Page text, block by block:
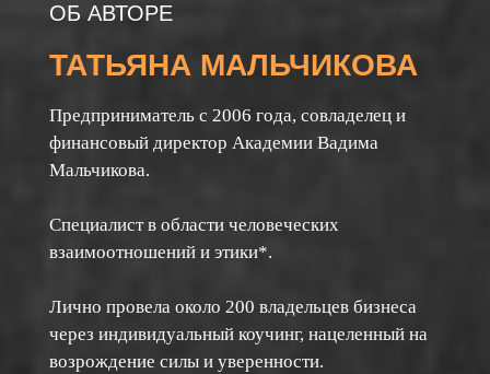
ОБ АВТОРЕ
ТАТЬЯНА МАЛЬЧИКОВА
Предприниматель с 2006 года, совладелец и
финансовый директор Академии Вадима
Мальчикова.
Специалист в области человеческих
взаимоотношений и этики*.
Лично провела около 200 владельцев бизнеса
через индивидуальный коучинг, нацеленный на
возрождение силы и уверенности.